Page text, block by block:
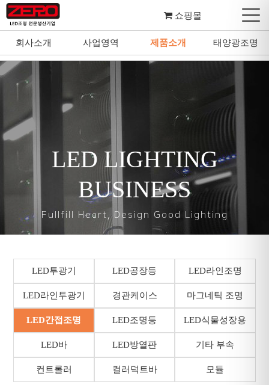
회사소개 사업영역 제품소개 태양광조명
쇼핑몰
회사소개 사업영역 제품소개 태양광조명
LED LIGHTING
BUSINESS
Fullfill Heart, Design Good Lighting
LED투광기 LED공장등 LED라인조명
LED라인투광기 경관케이스 마그네틱 조명
LED간접조명 LED조명등 LED식물성장용
LED바 LED방열판 기타 부속
컨트롤러 컬러덕트바 모듈